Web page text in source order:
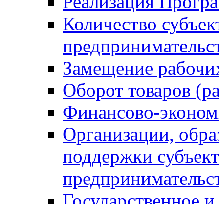
Количество
Замещение
Оборот товаров
Финансово-
Организации,
поддержки